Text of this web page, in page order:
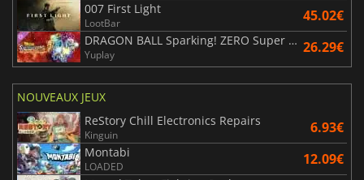
007 First Light
LootBar 45.02€
DRAGON BALL Sparking! ZERO Super Limit Breaking NEO
Yuplay 26.29€
NOUVEAUX JEUX
ReStory Chill Electronics Repairs
Kinguin 6.93€
Montabi
LOADED 12.09€